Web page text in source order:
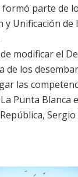
parte de
Unificación de
modificar el
los
las
Punta Blanca
Sergio